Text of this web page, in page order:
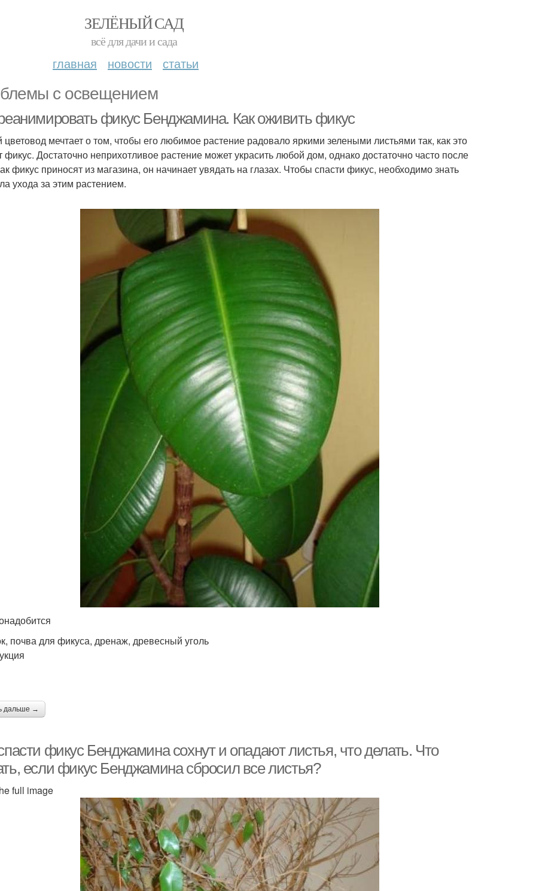
ЗЕЛЁНЫЙ САД
всё для дачи и сада
главная новости статьи
с освещением
фикус Бенджамина. Как оживить фикус
мечтает о том, чтобы его любимое растение радовало яркими зелеными листьями так, как это
фикус. Достаточно неприхотливое растение может украсить любой дом, однако достаточно часто после
фикус приносят из магазина, он начинает увядать на глазах. Чтобы спасти фикус, необходимо знать
ухода за этим растением.
почва для фикуса, дренаж, древесный уголь
дальше →
фикус Бенджамина сохнут и опадают листья, что делать. Что
если фикус Бенджамина сбросил все листья?
full image